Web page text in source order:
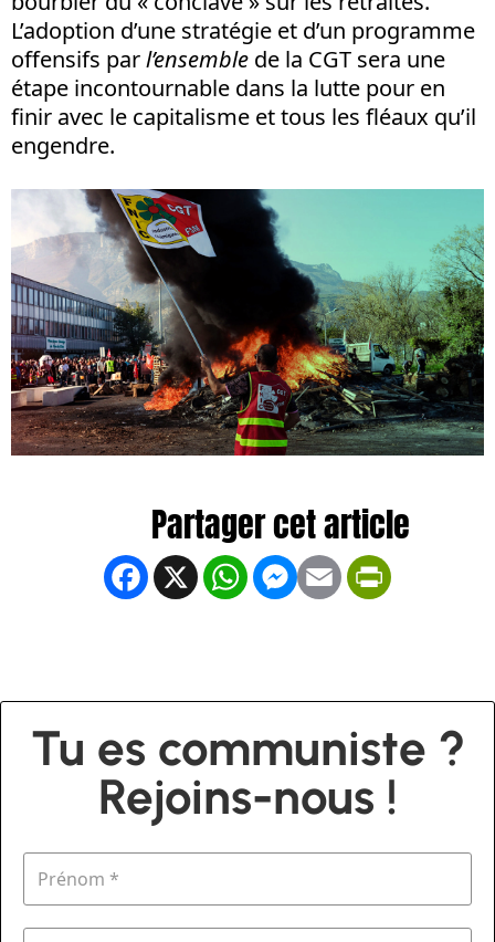
L’adoption d’une stratégie et d’un programme
offensifs parl’ensemble de la CGT sera une
étape incontournable dans la lutte pour en
finir avec le capitalisme et tous les fléaux qu’il
engendre.
Facebook
X WhatsApp
Messenger
Email
Tu es communiste ?
Rejoins-nous !